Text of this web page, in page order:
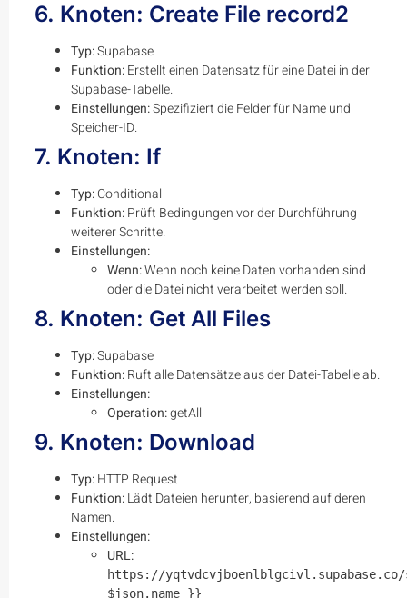
6. Knoten: Create File record2
Typ:Supabase
Funktion:Erstellt einen Datensatz für eine Datei in der
Supabase-Tabelle.
Einstellungen:Spezifiziert die Felder für Name und
Speicher-ID.
7. Knoten: If
Typ:Conditional
Funktion:Prüft Bedingungen vor der Durchführung
weiterer Schritte.
Einstellungen:
Wenn:Wenn noch keine Daten vorhanden sind
oder die Datei nicht verarbeitet werden soll.
8. Knoten: Get All Files
Typ:Supabase
Funktion:Ruft alle Datensätze aus der Datei-Tabelle ab.
Einstellungen:
Operation:getAll
9. Knoten: Download
Typ:HTTP Request
Funktion:Lädt Dateien herunter, basierend auf deren
Namen.
Einstellungen:
URL:
https://
$json.name }}